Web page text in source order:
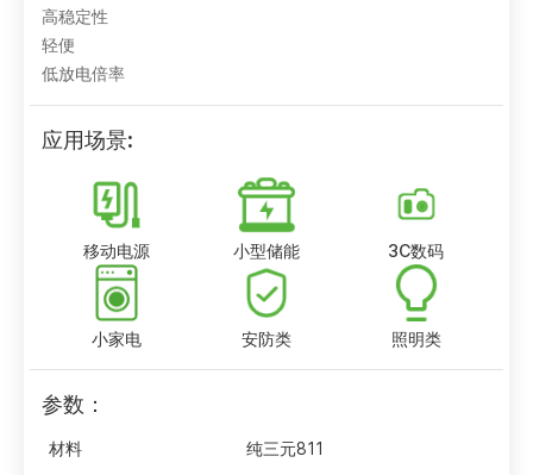
高稳定性
轻便
低放电倍率
应用场景:
移动电源 小型储能 3C数码
小家电 安防类 照明类
参数：
材料 纯三元811